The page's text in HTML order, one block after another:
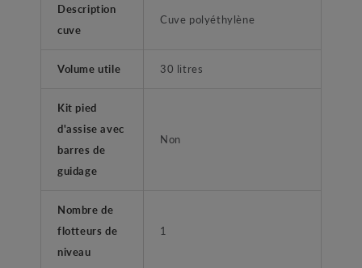
Description
cuve
Cuve polyéthylène
Volume utile 30 litres
Kit pied
d'assise avec
barres de
guidage
Non
Nombre de
flotteurs de
niveau
1